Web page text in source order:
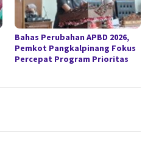
Bahas Perubahan APBD 2026,
Pemkot Pangkalpinang Fokus
Percepat Program Prioritas